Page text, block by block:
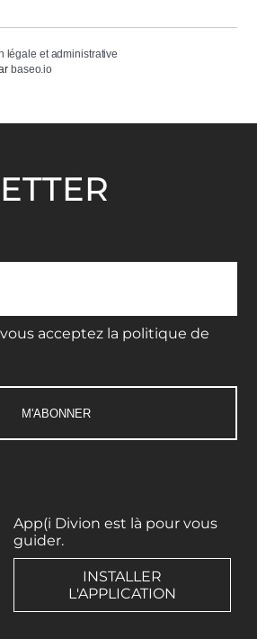
légale et administrative
baseo.io
acceptez la politique de
App(i Divion est là pour vous
guider.
INSTALLER
L'APPLICATION